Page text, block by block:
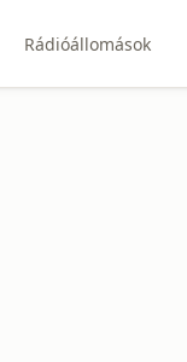
Rádióállomások